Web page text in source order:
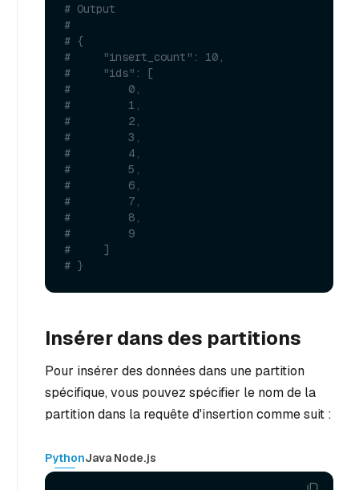
# Output
#
# {
#     "insert_count": 10,
#     "ids": [
#         0,
#         1,
#         2,
#         3,
#         4,
#         5,
#         6,
#         7,
#         8,
#         9
#     ]
# }
Insérer dans des partitions
Pour insérer des données dans une partition
spécifique, vous pouvez spécifier le nom de la
partition dans la requête d'insertion comme suit :
PythonJava Node.js